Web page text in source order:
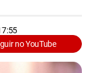
no YouTube